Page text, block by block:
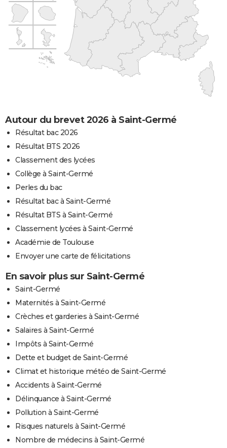
Autour du brevet 2026 à Saint-Germé
Résultat bac 2026
Résultat BTS 2026
Classement des lycées
Collège à Saint-Germé
Perles du bac
Résultat bac à Saint-Germé
Résultat BTS à Saint-Germé
Classement lycées à Saint-Germé
Académie de Toulouse
Envoyer une carte de félicitations
En savoir plus sur Saint-Germé
Saint-Germé
Maternités à Saint-Germé
Crèches et garderies à Saint-Germé
Salaires à Saint-Germé
Impôts à Saint-Germé
Dette et budget de Saint-Germé
Climat et historique météo de Saint-Germé
Accidents à Saint-Germé
Délinquance à Saint-Germé
Pollution à Saint-Germé
Risques naturels à Saint-Germé
Nombre de médecins à Saint-Germé